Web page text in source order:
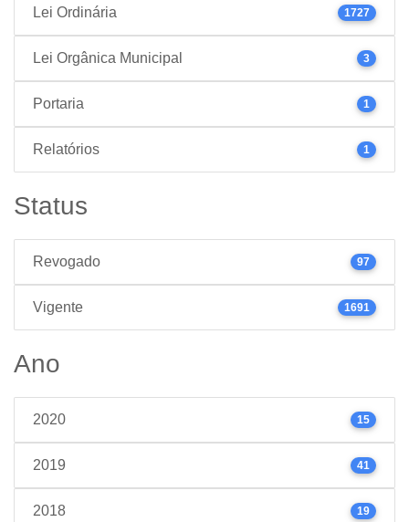
Lei Ordinária 1727
Lei Orgânica Municipal 3
Portaria 1
Relatórios 1
Status
Revogado 97
Vigente 1691
Ano
2020 15
2019 41
2018 19